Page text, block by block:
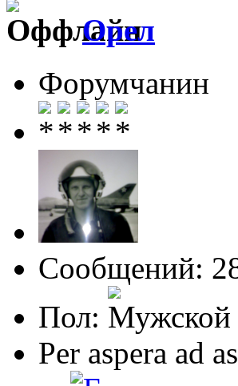
Орел
Форумчанин
Сообщений:
Пол:
Per aspera ad